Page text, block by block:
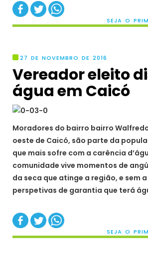
SEJA O
27 DE NOVEMBRO DE 2016
Vereador eleito
água em Caicó
Moradores do bairro bairro
oeste de Caicó, são parte da
que mais sofre com a carência
comunidade vive momentos de
da seca que atinge a região, e sem
perspetivas de garantia que terá
SEJA O